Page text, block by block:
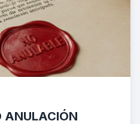
ANULACIÓN